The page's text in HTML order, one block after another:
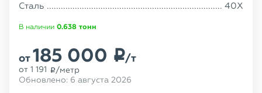
Сталь
40Х
В наличии 0.638 тонн
от185 000 p/т
от 1 191 p /метр
Обновлено: 6 августа 2026